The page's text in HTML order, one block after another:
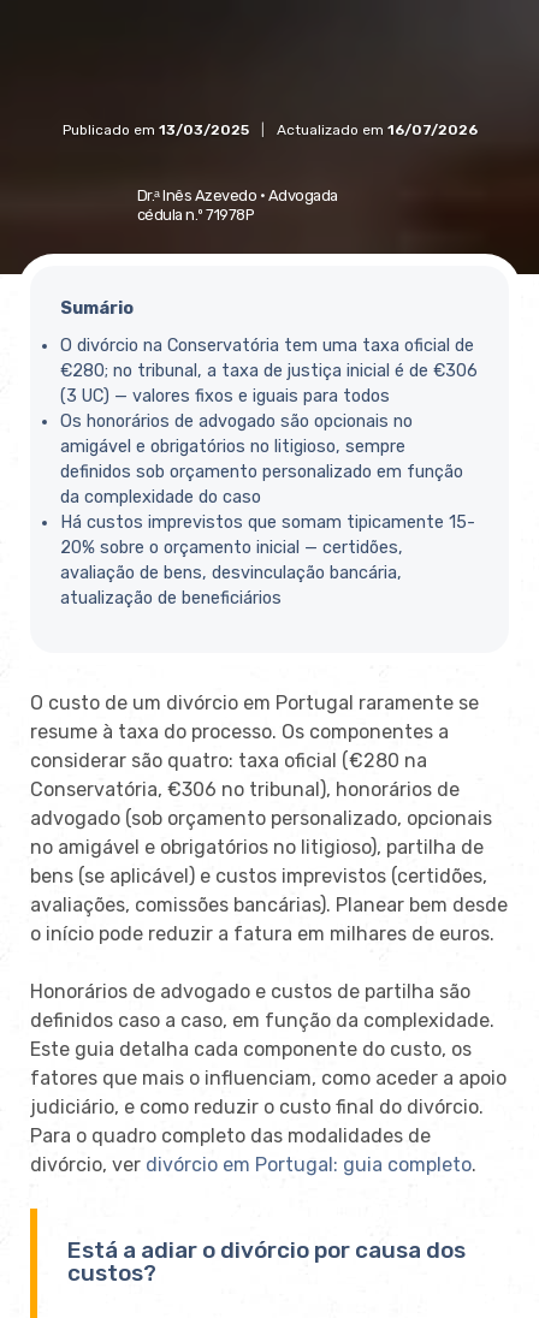
Publicado em 13/03/2025 Actualizado em 16/07/2026
Dr.ᵃ Inês Azevedo · Advogada
cédula n.º 71978P
Sumário
O divórcio na Conservatória tem uma taxa oficial de
€280; no tribunal, a taxa de justiça inicial é de €306
(3 UC) — valores fixos e iguais para todos
Os honorários de advogado são opcionais no
amigável e obrigatórios no litigioso, sempre
definidos sob orçamento personalizado em função
da complexidade do caso
Há custos imprevistos que somam tipicamente 15-
20% sobre o orçamento inicial — certidões,
avaliação de bens, desvinculação bancária,
atualização de beneficiários
O custo de um divórcio em Portugal raramente se
resume à taxa do processo. Os componentes a
considerar são quatro: taxa oficial (€280 na
Conservatória, €306 no tribunal), honorários de
advogado (sob orçamento personalizado, opcionais
no amigável e obrigatórios no litigioso), partilha de
bens (se aplicável) e custos imprevistos (certidões,
avaliações, comissões bancárias). Planear bem desde
o início pode reduzir a fatura em milhares de euros.
Honorários de advogado e custos de partilha são
definidos caso a caso, em função da complexidade.
Este guia detalha cada componente do custo, os
fatores que mais o influenciam, como aceder a apoio
judiciário, e como reduzir o custo final do divórcio.
Para o quadro completo das modalidades de
divórcio, ver divórcio em Portugal: guia completo.
Está a adiar o divórcio por causa dos
custos?